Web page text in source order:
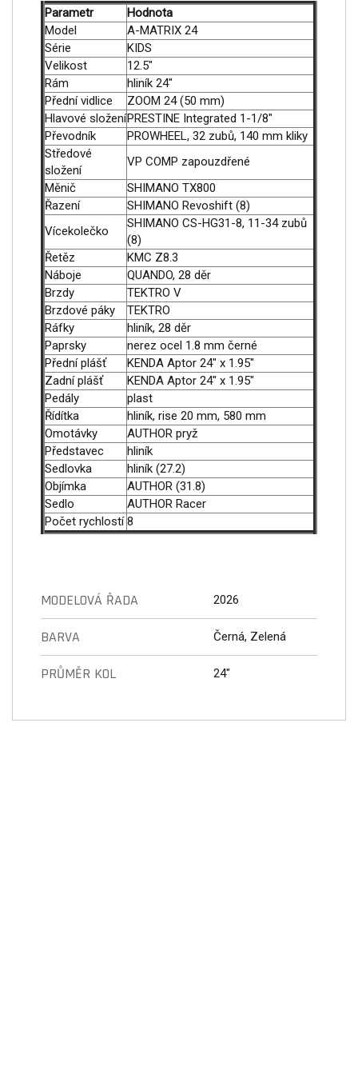
Parametr
Hodnota
Model
A-MATRIX 24
Série
KIDS
Velikost
12.5"
Rám
hliník 24"
Přední vidlice
ZOOM 24 (50 mm)
Hlavové složeníPRESTINE Integrated 1-1/8"
Převodník
PROWHEEL, 32 zubů, 140 mm kliky
Středové
složení
VP COMP zapouzdřené
Měnič
SHIMANO TX800
Řazení
SHIMANO Revoshift (8)
Vícekolečko
SHIMANO CS-HG31-8, 11-34 zubů
(8)
Řetěz
KMC Z8.3
Náboje
QUANDO, 28 děr
Brzdy
TEKTRO V
Brzdové páky
TEKTRO
Ráfky
hliník, 28 děr
Paprsky
nerez ocel 1.8 mm černé
Přední plášť
KENDA Aptor 24" x 1.95"
Zadní plášť
KENDA Aptor 24" x 1.95"
Pedály
plast
Řídítka
hliník, rise 20 mm, 580 mm
Omotávky
AUTHOR pryž
Představec
hliník
Sedlovka
hliník (27.2)
Objímka
AUTHOR (31.8)
Sedlo
AUTHOR Racer
Počet rychlostí 8
MODELOVÁ ŘADA 2026
BARVA Černá, Zelená
PRŮMĚR KOL 24"